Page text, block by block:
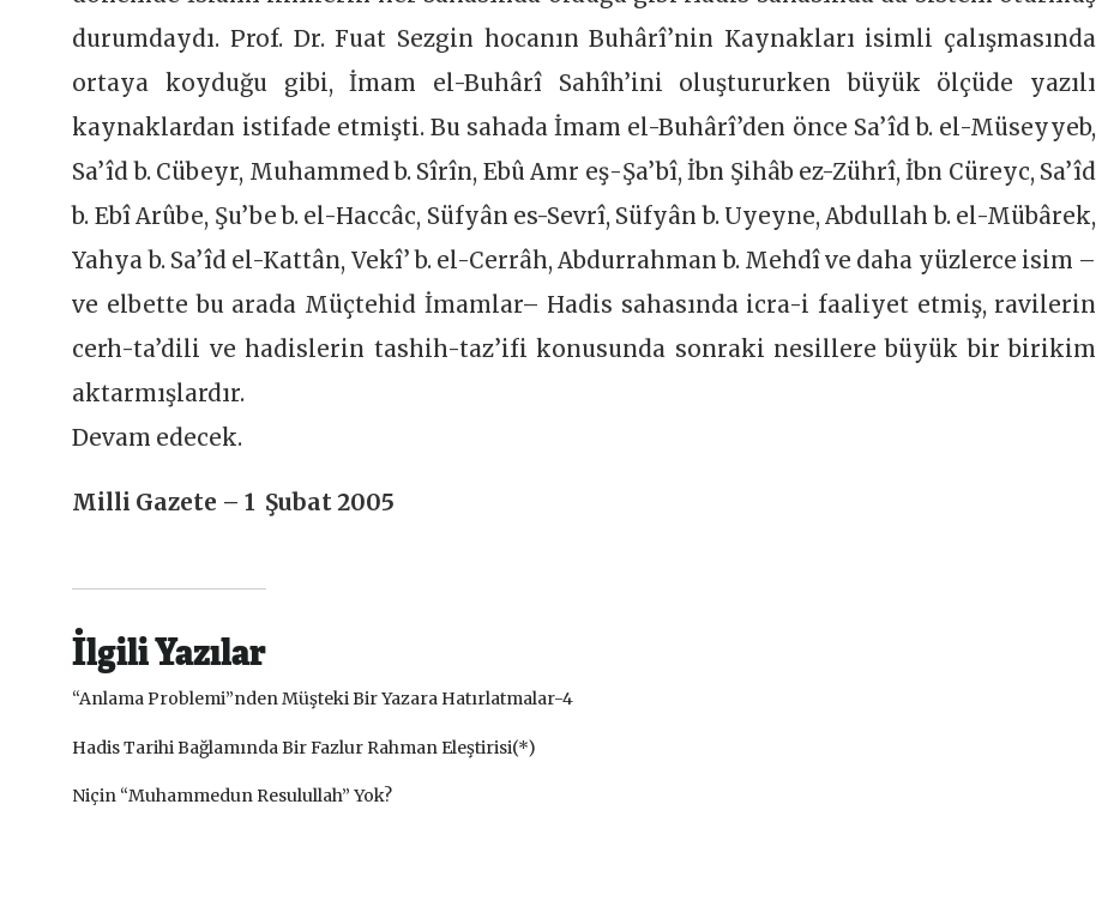
durumdaydı. Prof. Dr. Fuat Sezgin hocanın Buhârî’nin Kaynakları isimli çalışmasında
ortaya koyduğu gibi, İmam el-Buhârî Sahîh’ini oluştururken büyük ölçüde yazılı
kaynaklardan istifade etmişti. Bu sahada İmam el-Buhârî’den önce Sa’îd b. el-Müseyyeb,
Sa’îd b. Cübeyr, Muhammed b. Sîrîn, Ebû Amr eş-Şa’bî, İbn Şihâb ez-Zührî, İbn Cüreyc, Sa’îd
b. Ebî Arûbe, Şu’be b. el-Haccâc, Süfyân es-Sevrî, Süfyân b. Uyeyne, Abdullah b. el-Mübârek,
Yahya b. Sa’îd el-Kattân, Vekî’ b. el-Cerrâh, Abdurrahman b. Mehdî ve daha yüzlerce isim –
ve elbette bu arada Müçtehid İmamlar– Hadis sahasında icra-i faaliyet etmiş, ravilerin
cerh-ta’dili ve hadislerin tashih-taz’ifi konusunda sonraki nesillere büyük bir birikim
aktarmışlardır.
Devam edecek.
Milli Gazete – 1 Şubat 2005
İlgili Yazılar
“Anlama Problemi”nden Müşteki Bir Yazara Hatırlatmalar-4
Hadis Tarihi Bağlamında Bir Fazlur Rahman Eleştirisi(*)
Niçin “Muhammedun Resulullah” Yok?